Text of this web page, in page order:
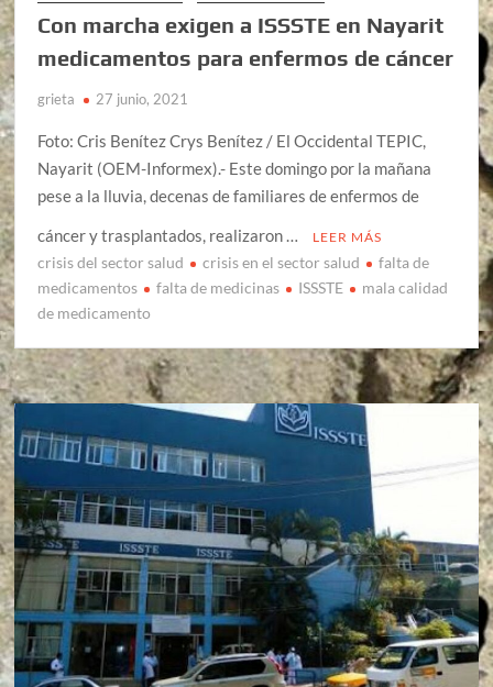
Con marcha exigen a ISSSTE en Nayarit
medicamentos para enfermos de cáncer
grieta 27 junio, 2021
Foto: Cris Benítez Crys Benítez / El Occidental TEPIC,
Nayarit (OEM-Informex).- Este domingo por la mañana
pese a la lluvia, decenas de familiares de enfermos de
cáncer y trasplantados, realizaron …
LEER MÁS
crisis del sector salud crisis en el sector salud
falta de
medicamentos
falta de medicinas ISSSTE
mala calidad
de medicamento